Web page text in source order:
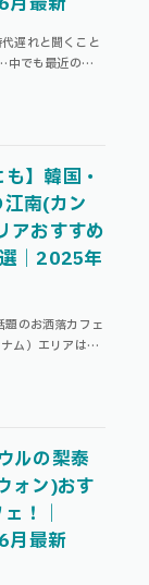
遅れと聞くこと
中でも最近の私
では、SNSや
も】韓国・
江南(カン
アおすすめ
｜2025年
題のお洒落カフェ
ム）エリアは、
他エリアのお …
ルの梨泰
ォン)おす
！｜
月最新